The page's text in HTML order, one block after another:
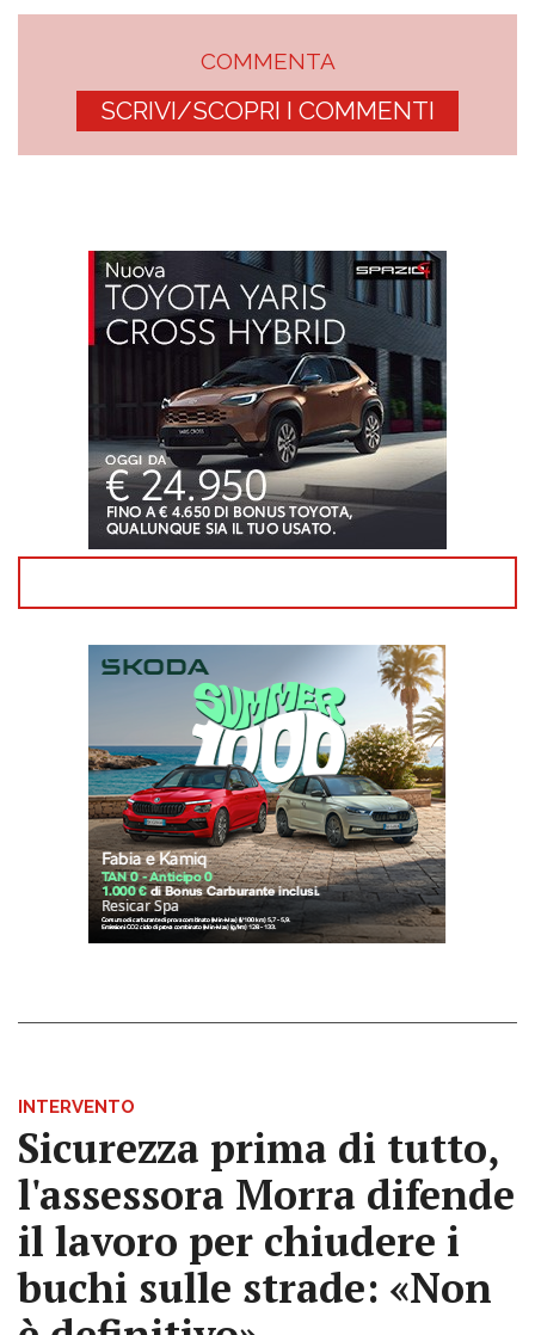
COMMENTA
SCRIVI/SCOPRI I COMMENTI
INTERVENTO
Sicurezza prima di tutto,
l'assessora Morra difende
il lavoro per chiudere i
buchi sulle strade: «Non